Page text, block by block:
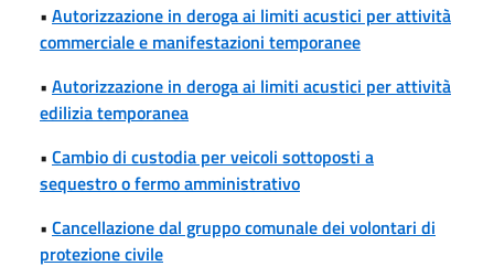
• Autorizzazione in deroga ai limiti acustici per attività
commerciale e manifestazioni temporanee
• Autorizzazione in deroga ai limiti acustici per attività
edilizia temporanea
• Cambio di custodia per veicoli sottoposti a
sequestro o fermo amministrativo
• Cancellazione dal gruppo comunale dei volontari di
protezione civile